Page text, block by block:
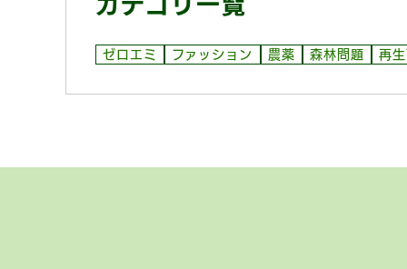
ゼロエミ ファッション 農薬 森林問題 再